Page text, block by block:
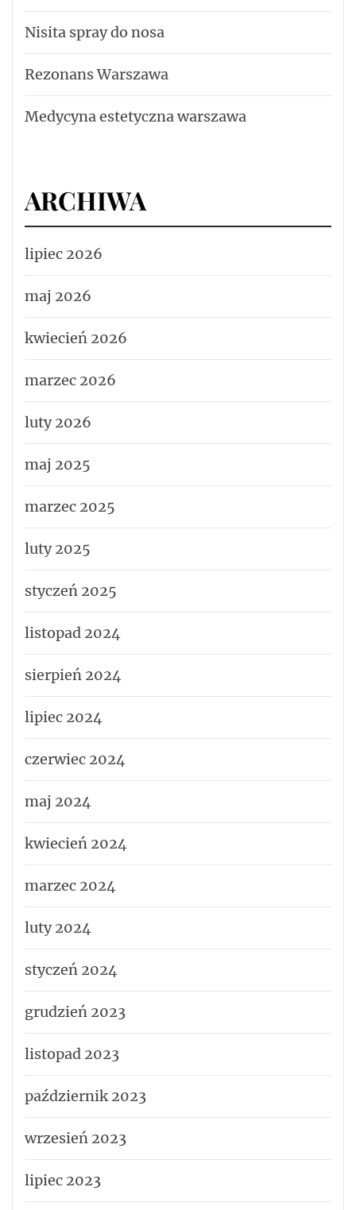
Nisita spray do nosa
Rezonans Warszawa
Medycyna estetyczna warszawa
ARCHIWA
lipiec 2026
maj 2026
kwiecień 2026
marzec 2026
luty 2026
maj 2025
marzec 2025
luty 2025
styczeń 2025
listopad 2024
sierpień 2024
lipiec 2024
czerwiec 2024
maj 2024
kwiecień 2024
marzec 2024
luty 2024
styczeń 2024
grudzień 2023
listopad 2023
październik 2023
wrzesień 2023
lipiec 2023